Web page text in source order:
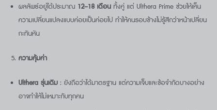
ผลลัพธ์อยู่ได้ประมาณ 12–18 เดือน ทั้งคู่ แต่ Ulthera Prime ช่วยให้เห็น
ความเปลี่ยนแปลงแบบค่อยเป็นค่อยไป ทำให้คนรอบข้างไม่รู้สึกว่าหน้าเปลี่ยน
กะทันหัน
ความคุ้มค่า
Ultheraรุ่นเดิม : ยังถือว่าได้มาตรฐาน แต่ความเจ็บและข้อจำกัดบางอย่าง
อาจทำให้ไม่เหมาะกับทุกคน